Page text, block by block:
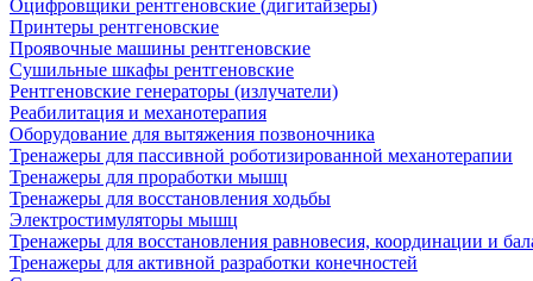
Оцифровщики рентгеновские (дигитайзеры)
Принтеры рентгеновские
Проявочные машины рентгеновские
Сушильные шкафы рентгеновские
Рентгеновские генераторы (излучатели)
Реабилитация и механотерапия
Оборудование для вытяжения позвоночника
Тренажеры для пассивной роботизированной механотерапии
Тренажеры для проработки мышц
Тренажеры для восстановления ходьбы
Электростимуляторы мышц
Тренажеры для восстановления равновесия, координации и
Тренажеры для активной разработки конечностей